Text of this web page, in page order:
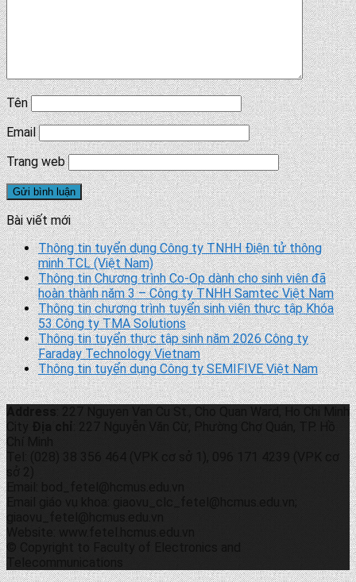
Tên
Email
Trang web
Bài viết mới
Thông tin tuyển dụng Công ty TNHH Điện tử thông
minh TCL (Việt Nam)
Thông tin Chương trình Co-Op dành cho sinh viên đã
hoàn thành năm 3 – Công ty TNHH Samtec Việt Nam
Thông tin chương trình tuyển sinh viên thực tập Khóa
53 Công ty TMA Solutions
Thông tin tuyển thực tập sinh năm 2026 Công ty
Faraday Technology Vietnam
Thông tin tuyển dụng Công ty SEMIFIVE Việt Nam
Address
: 227 Nguyen Van Cu St., Cho Quan Ward, Ho Chi Minh
City
Địa chỉ
: 227 Nguyễn Văn Cừ, Phường Chợ Quán, TP. Hồ
Chí Minh
Tel: (028) 38 356 464 (VPK cơ sở 1), 096 171 4239 (VPK cơ
Email: bod_fetel@hcmus.edu.vn
Email giáo vụ khoa: giaovu_clc_fetel@hcmus.edu.vn;
giaovu_fetel@hcmus.edu.vn
Website: www.fetel.hcmus.edu.vn
© Copyright to Faculty of Electronics and
Telecommunications